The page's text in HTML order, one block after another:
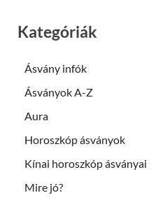
Kategóriák
Ásvány infók
Ásványok A-Z
Aura
Horoszkóp ásványok
Kínai horoszkóp ásványai
Mire jó?